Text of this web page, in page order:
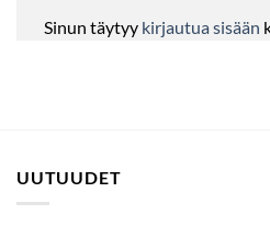
Sinun täytyy kirjautua sisään
UUTUUDET